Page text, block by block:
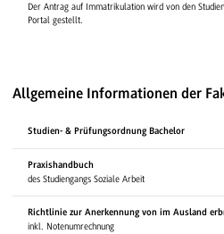
Der Antrag auf Immatrikulation wird von den
Portal gestellt.
Allgemeine Informationen der
Studien- & Prüfungsordnung Bachelor
Praxishandbuch
des Studiengangs Soziale Arbeit
Richtlinie zur Anerkennung von im Ausland
inkl. Notenumrechnung